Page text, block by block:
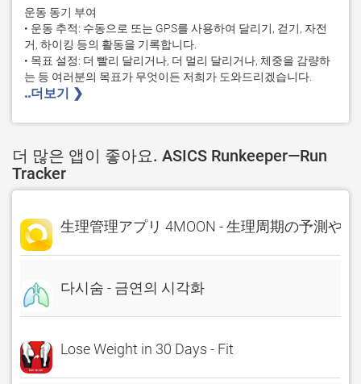
운동 동기 부여
• 운동 추적: 수동으로 또는 GPS를 사용하여 달리기, 걷기, 자전
거, 하이킹 등의 활동을 기록합니다.
• 목표 설정: 더 빨리 달리거나, 더 멀리 달리거나, 체중을 감량하
..더보기 ❯
더 많은 앱이 좋아요. ASICS Runkeeper—Run
Tracker
生理管理アプリ 4MOON - 生理周期の予測や
다시숨 - 금연의 시각화
Lose Weight in 30 Days - Fit